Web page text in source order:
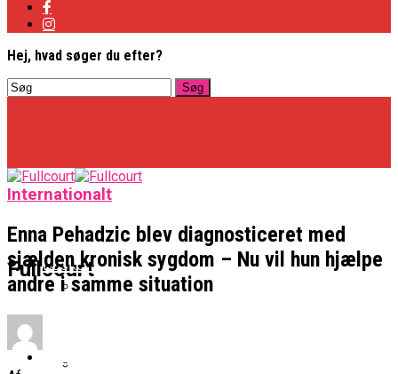
Hej, hvad søger du efter?
Fullcourt
Basketligaen
NBA
Internationalt
Enna Pehadzic blev diagnosticeret med
sjælden kronisk sygdom – Nu vil hun hjælpe
andre i samme situation